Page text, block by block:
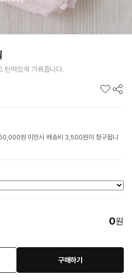
탄력있게 가꿔줍니다.
원 미만시 배송비 3,500원이 청구됩니
0원
구매하기